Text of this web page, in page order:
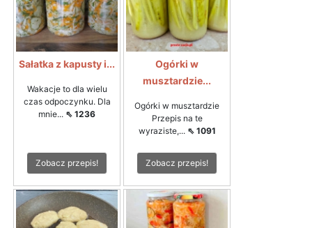
Sałatka z kapusty i...
Wakacje to dla wielu
czas odpoczynku. Dla
mnie... ⇖ 1236
Zobacz przepis!
Ogórki w
musztardzie...
Ogórki w musztardzie
Przepis na te
wyraziste,... ⇖ 1091
Zobacz przepis!